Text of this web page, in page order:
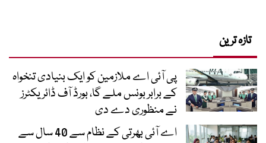
تازہ ترین
پی آئی اے ملازمین کو ایک بنیادی تنخواہ
کے برابر بونس ملے گا، بورڈ آف ڈائریکٹرز
نے منظوری دے دی
اے آئی بھرتی کے نظام سے 40 سال سے